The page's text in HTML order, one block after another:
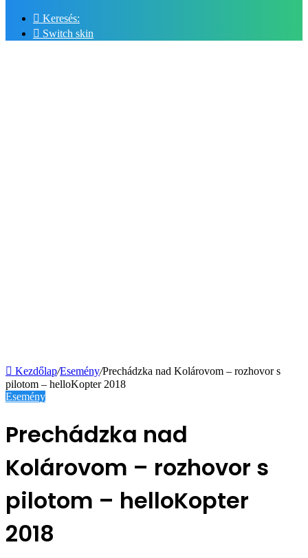
Keresés:
Switch skin
Kezdőlap/Esemény/Prechádzka nad Kolárovom – rozhovor s
pilotom – helloKopter 2018
Esemény
Prechádzka nad
Kolárovom – rozhovor s
pilotom – helloKopter
2018